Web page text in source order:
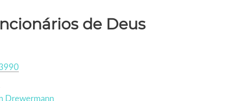
de Deus
Drewermann